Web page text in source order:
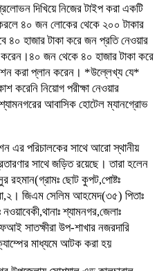
দিখিয়ে নিজের টাইপ করা একটি
করলে ৪০ জন লোকের থেকে ২০০ টাকার
৪০ হাজার টাকা করে জন প্রতি নেওয়ার
করেন।৪০ জন থেকে ৪০ হাজার টাকা করে
করা প্লান করেন। *উল্লেখ্য যে*
করেনি নিয়োগ পরীক্ষা নেওয়ার
আবাসিক হোটেল ম্যানগ্রোভ
এর পরিচালকের সাথে আরো স্থানীয়
সাথে জড়িত রয়েছে। তারা হলেন
রহমান(গ্রামঃ ছোট কুপট,পোষ্টঃ
জিএম সেলিম আহমেদ(৩৫) পিতাঃ
শ্যামনগর,জেলাঃ
সাতক্ষীরা উপ-শাখার নজরদারি
ক্যাম্পের মাধ্যমে আটক করা হয়